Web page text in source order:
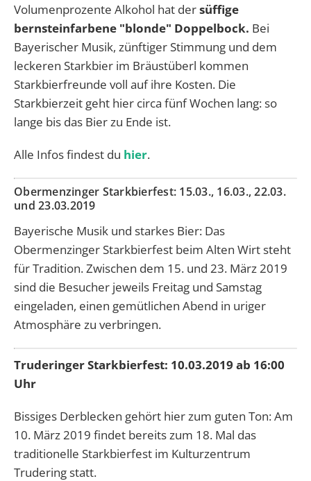
Volumenprozente Alkohol hat dersüffige
bernsteinfarbene "blonde" Doppelbock. Bei
Bayerischer Musik, zünftiger Stimmung und dem
leckeren Starkbier im Bräustüberl kommen
Starkbierfreunde voll auf ihre Kosten. Die
Starkbierzeit geht hier circa fünf Wochen lang: so
lange bis das Bier zu Ende ist.
Alle Infos findest du hier.
Obermenzinger Starkbierfest: 15.03., 16.03.,22.03.
und 23.03.2019
Bayerische Musik und starkes Bier: Das
Obermenzinger Starkbierfest beim Alten Wirt steht
für Tradition. Zwischen dem 15. und 23. März 2019
sind die Besucher jeweils Freitag und Samstag
eingeladen, einen gemütlichen Abend in uriger
Atmosphäre zu verbringen.
Truderinger Starkbierfest: 10.03.2019 ab 16:00
Uhr
Bissiges Derblecken gehört hier zum guten Ton: Am
10. März 2019 findet bereits zum 18. Mal das
traditionelle Starkbierfest im Kulturzentrum
Trudering statt.